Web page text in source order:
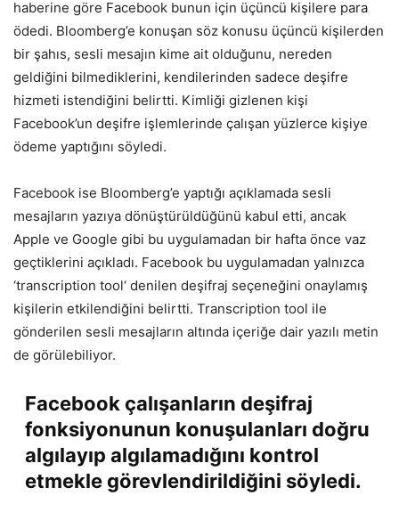
haberine göre Facebook bunun için üçüncü kişilere para
ödedi. Bloomberg’e konuşan söz konusu üçüncü kişilerden
bir şahıs, sesli mesajın kime ait olduğunu, nereden
geldiğini bilmediklerini, kendilerinden sadece deşifre
hizmeti istendiğini belirtti. Kimliği gizlenen kişi
Facebook’un deşifre işlemlerinde çalışan yüzlerce kişiye
ödeme yaptığını söyledi.
Facebook ise Bloomberg’e yaptığı açıklamada sesli
mesajların yazıya dönüştürüldüğünü kabul etti, ancak
Apple ve Google gibi bu uygulamadan bir hafta önce vaz
geçtiklerini açıkladı. Facebook bu uygulamadan yalnızca
‘transcription tool‘ denilen deşifraj seçeneğini onaylamış
kişilerin etkilendiğini belirtti. Transcription tool ile
gönderilen sesli mesajların altında içeriğe dair yazılı metin
de görülebiliyor.
Facebook çalışanların deşifraj
fonksiyonunun konuşulanları doğru
algılayıp algılamadığını kontrol
etmekle görevlendirildiğini söyledi.